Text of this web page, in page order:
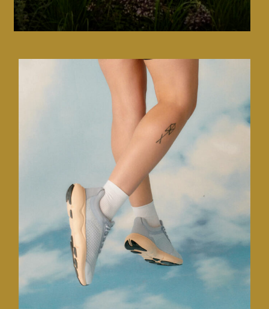
Kalenji • running shoes
CMF design